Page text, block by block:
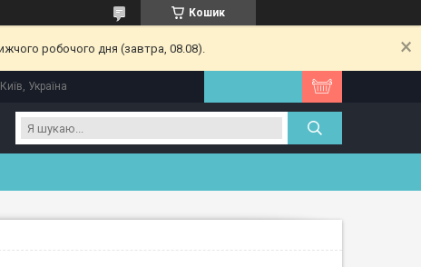
Кошик
робочого дня (завтра, 08.08).
Україна